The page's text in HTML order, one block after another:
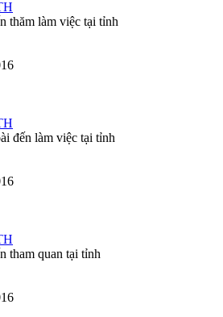
thăm làm việc tại tỉnh
đến làm việc tại tỉnh
tham quan tại tỉnh